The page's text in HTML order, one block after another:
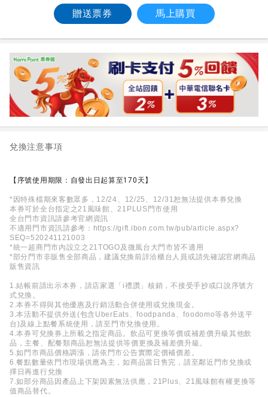
贈送票券 馬上購買
兌換注意事項
【序號使用期限：自發出日起算至170天】
*因特殊檔期來客數眾多，12/24、12/25、12/31恕無法提供本券兌換
本券可於全台指定之21風味館、21PLUS門市使用
全台門市資訊請參考官網資訊
不適用門市資訊請參考： https://gift.ibon.com.tw/pub/article.aspx?
SEQ=520241121003
*統一超商門市內設立之21TOGO及微風台大門市皆不適用
*部分門市非販售全部商品，建議兌換前詳洽櫃台人員或請先確認官網商品
販售資訊
1.結帳前請出示本券，請店家選「i禮讚」核銷，不接受手抄或口說序號方
式兌換。
2.本券不得與其他優惠及行銷活動合併使用或兌換現金。
3.本活動不提供外送(包含UberEats、foodpand a、foodomo等各外送平
台)及線上點餐系統使用，請至門市兌換使用。
4.本券可兌換券上所載之指定商品。 飲品可更換等價或補差價升級其他飲
品，主餐、
配餐類商品恕無法提供等價更換及補差價升級。
5.如門市商品價格調漲，請依門市公告實際定價補價差。
6.餐點數量依門市現場供應為主，如商品當日售完， 請至鄰近門市兌換或
擇日再進行兌換
7.如部分商品因產品上下架因素無法供應，21Plus、21風味館有權更換等
值商品替代。